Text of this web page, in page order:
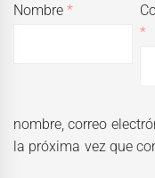
Nombre*
*
nombre, correo
la próxima vez que